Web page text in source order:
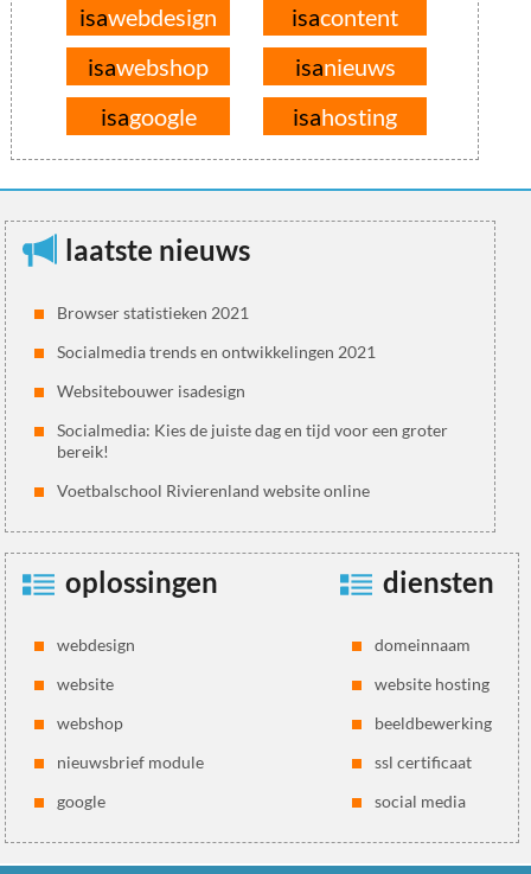
isawebdesign isacontent
isawebshop isanieuws
isagoogle isahosting
laatste nieuws
Browser statistieken 2021
Socialmedia trends en ontwikkelingen 2021
Websitebouwer isadesign
Socialmedia: Kies de juiste dag en tijd voor een groter
bereik!
Voetbalschool Rivierenland website online
oplossingen
webdesign
website
webshop
nieuwsbrief module
google
diensten
domeinnaam
website hosting
beeldbewerking
ssl certificaat
social media